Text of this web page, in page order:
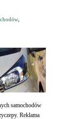
samochodów
Reklama